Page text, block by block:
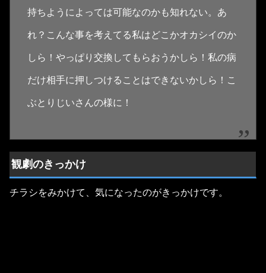
持ちようによっては可能なのかも知れない。あ
れ？こんな事を考えてる私はどこかオカシイのか
しら！やっぱり交換してもらおうかしら！私の病
だけ相手に押しつけることはできないかしら！こ
ぶとりじいさんの様に！
観劇のきっかけ
チラシをみかけて、気になったのがきっかけです。